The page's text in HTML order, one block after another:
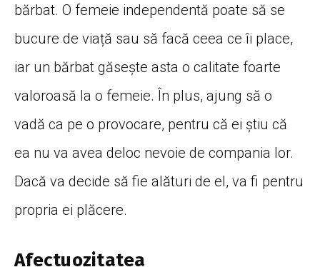
bărbat. O femeie independentă poate să se
bucure de viață sau să facă ceea ce îi place,
iar un bărbat găsește asta o calitate foarte
valoroasă la o femeie. În plus, ajung să o
vadă ca pe o provocare, pentru că ei știu că
ea nu va avea deloc nevoie de compania lor.
Dacă va decide să fie alături de el, va fi pentru
propria ei plăcere.
Afectuozitatea